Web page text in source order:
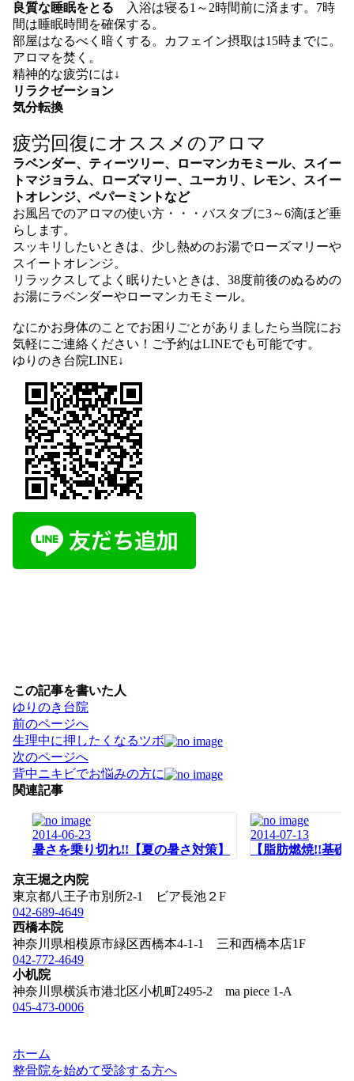
良質な睡眠をとる 入浴は寝る1～2時間前に済ます。7時
間は睡眠時間を確保する。
部屋はなるべく暗くする。カフェイン摂取は15時までに。
アロマを焚く。
精神的な疲労には↓
リラクゼーション
気分転換
疲労回復にオススメのアロマ
ラベンダー、ティーツリー、ローマンカモミール、スイー
トマジョラム、ローズマリー、ユーカリ、レモン、スイー
トオレンジ、ペパーミントなど
お風呂でのアロマの使い方・・・バスタブに3～6滴ほど垂
らします。
スッキリしたいときは、少し熱めのお湯でローズマリーや
スイートオレンジ。
リラックスしてよく眠りたいときは、38度前後のぬるめの
お湯にラベンダーやローマンカモミール。
なにかお身体のことでお困りごとがありましたら当院にお
気軽にご連絡ください！ご予約はLINEでも可能です。
ゆりのき台院LINE↓
この記事を書いた人
ゆりのき台院
投
稿
ナ
ビ
ゲ
前のページへ
生理中に押したくなるツボ
次のページへ
背中ニキビでお悩みの方に
関連記事
2014-06-23
暑さを乗り切れ!!【夏の暑さ対策】
2014-07-13
【脂肪燃焼!!基礎
京王堀之内院
東京都八王子市別所2-1 ビア長池２F
042-689-4649
西橋本院
神奈川県相模原市緑区西橋本4-1-1 三和西橋本店1F
042-772-4649
小机院
神奈川県横浜市港北区小机町2495-2 ma piece 1-A
045-473-0006
ホーム
整骨院を始めて受診する方へ